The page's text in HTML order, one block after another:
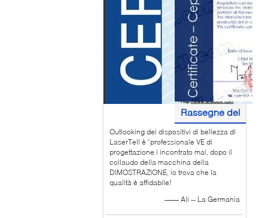
Rassegne del
cliente
Outlooking dei dispositivi di bellezza di
LaserTell è `professionale VE di
progettazione i incontrato mai, dopo il
collaudo della macchina della
DIMOSTRAZIONE, io trova che la
qualità è affidabile!
—— Ali -- La Germania